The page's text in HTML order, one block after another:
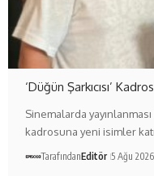
‘Düğün Şarkıcısı’
Sinemalarda
kadrosuna yeni isimler
TarafındanEditör 5 Ağu 2026